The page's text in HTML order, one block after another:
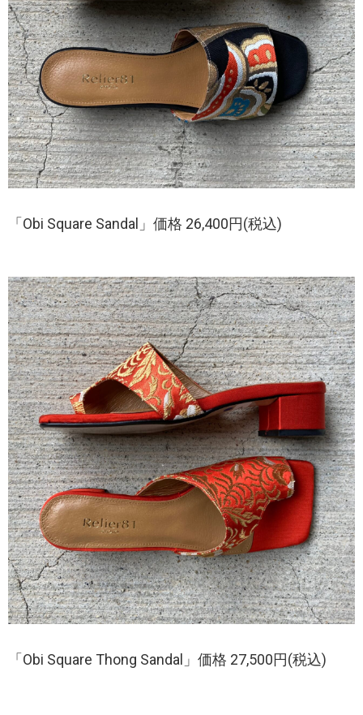
「Obi Square Sandal」価格 26,400円(税込)
「Obi Square Thong Sandal」価格 27,500円(税込)